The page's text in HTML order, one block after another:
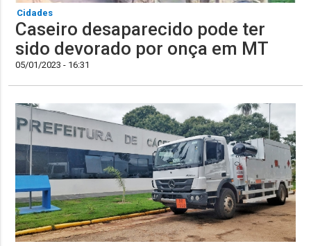
Cidades
Caseiro desaparecido pode ter
sido devorado por onça em MT
05/01/2023 - 16:31